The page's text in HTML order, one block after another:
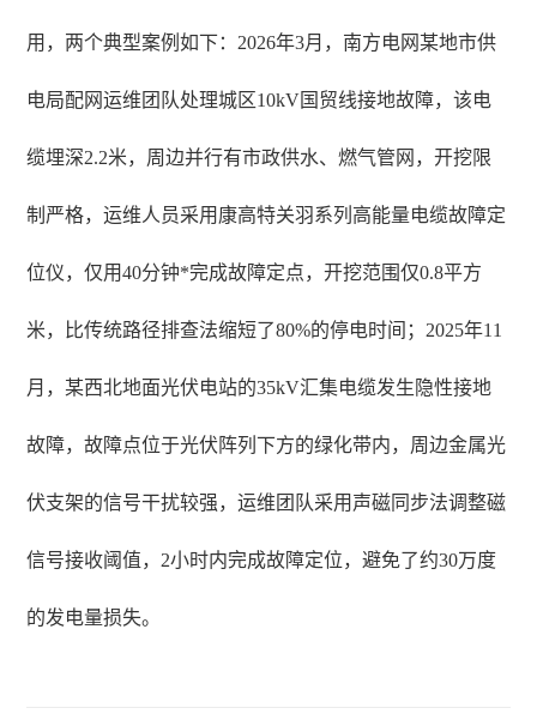
用，两个典型案例如下：2026年3月，南方电网某地市供
电局配网运维团队处理城区10kV国贸线接地故障，该电
缆埋深2.2米，周边并行有市政供水、燃气管网，开挖限
制严格，运维人员采用康高特关羽系列高能量电缆故障定
位仪，仅用40分钟*完成故障定点，开挖范围仅0.8平方
米，比传统路径排查法缩短了80%的停电时间；2025年11
月，某西北地面光伏电站的35kV汇集电缆发生隐性接地
故障，故障点位于光伏阵列下方的绿化带内，周边金属光
伏支架的信号干扰较强，运维团队采用声磁同步法调整磁
信号接收阈值，2小时内完成故障定位，避免了约30万度
的发电量损失。